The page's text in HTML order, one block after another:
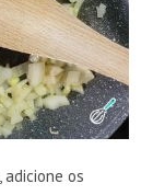
os